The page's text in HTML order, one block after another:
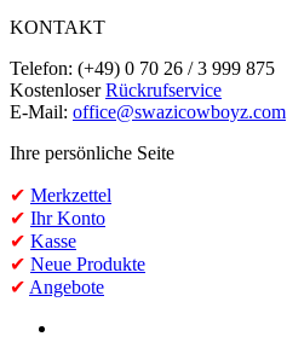
KONTAKT
Telefon: (+49) 0 70 26 / 3 999 875
KostenloserRückrufservice
E-Mail: office@swazicowboyz.com
Ihre persönliche Seite
✔ Merkzettel
✔ Ihr Konto
✔ Kasse
✔ Neue Produkte
✔ Angebote